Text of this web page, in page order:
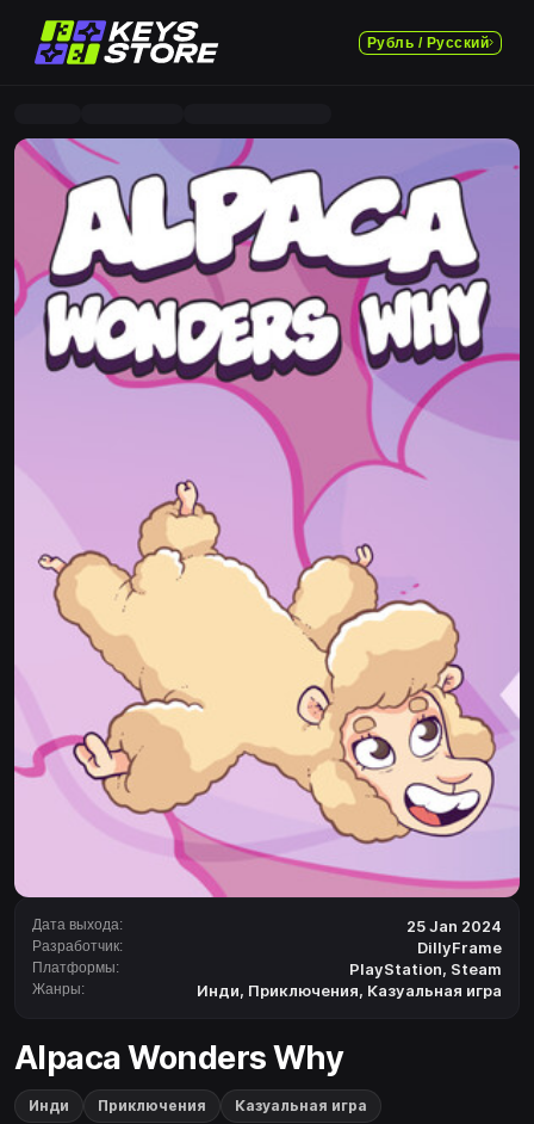
Рубль / Русский
Дата выхода: 25 Jan 2024
Разработчик: DillyFrame
Платформы: PlayStation, Steam
Жанры: Инди, Приключения, Казуальная игра
Alpaca Wonders Why
Инди Приключения Казуальная игра